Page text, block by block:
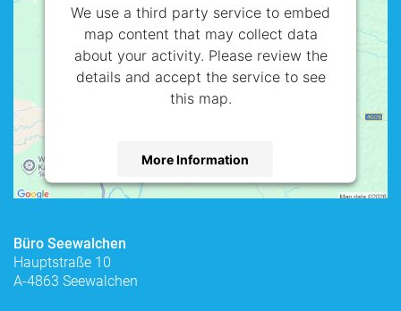
We use a third party service to embed
map content that may collect data
about your activity. Please review the
details and accept the service to see
this map.
More Information
powered by
Büro Seewalchen
Hauptstraße 10
A-4863 Seewalchen